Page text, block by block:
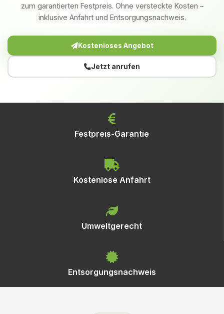
zum garantierten Festpreis. Ohne versteckte Kosten –
inklusive Anfahrt und Entsorgungsnachweis.
Kostenloses Angebot
Jetzt anrufen
Festpreis-Garantie
Kostenlose Anfahrt
Umweltgerecht
Entsorgungsnachweis